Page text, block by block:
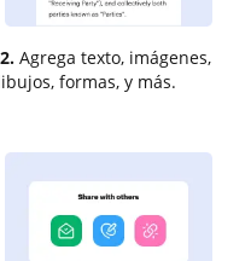
Agrega texto, imágenes,
formas, y más.